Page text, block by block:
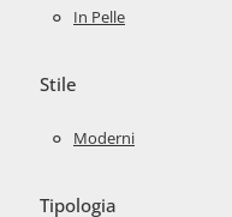
In Pelle
Stile
Moderni
Tipologia